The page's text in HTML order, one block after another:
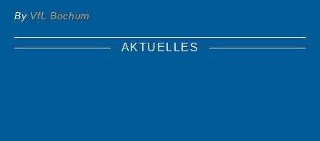
By VfL Bochum
AKTUELLES